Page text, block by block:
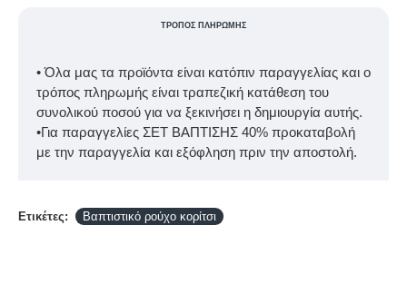
ΤΡΌΠΟΣ ΠΛΗΡΩΜΉΣ
• Όλα μας τα προϊόντα είναι κατόπιν παραγγελίας και ο
τρόπος πληρωμής είναι τραπεζική κατάθεση του
συνολικού ποσού για να ξεκινήσει η δημιουργία αυτής.
•Για παραγγελίες ΣΕΤ ΒΑΠΤΙΣΗΣ 40% προκαταβολή
με την παραγγελία και εξόφληση πριν την αποστολή.
Ετικέτες: Βαπτιστικό ρούχο κορίτσι